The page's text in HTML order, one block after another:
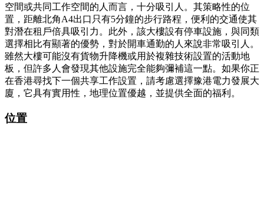
空間或共同工作空間的人而言，十分吸引人。其策略性的位
置，距離北角A4出口只有5分鐘的步行路程，便利的交通使其
對潛在租戶倍具吸引力。此外，該大樓設有停車設施，與同類
選擇相比有顯著的優勢，對於開車通勤的人來說非常吸引人。
雖然大樓可能沒有貨物升降機或用於複雜技術設置的活動地
板，但許多人會發現其他設施完全能夠彌補這一點。如果你正
在香港尋找下一個共享工作設置，請考慮選擇豫港電力發展大
廈，它具有實用性，地理位置優越，並提供全面的福利。
位置